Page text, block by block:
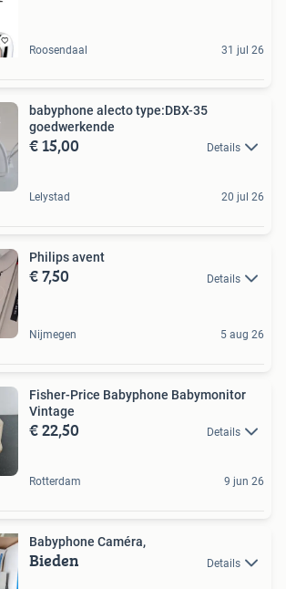
Roosendaal 31 jul 26
babyphone alecto type:DBX-35
goedwerkende
€ 15,00 Details
Lelystad 20 jul 26
Philips avent
€ 7,50 Details
Nijmegen 5 aug 26
Fisher-Price Babyphone Babymonitor
Vintage
€ 22,50 Details
Rotterdam 9 jun 26
Babyphone Caméra,
Bieden Details